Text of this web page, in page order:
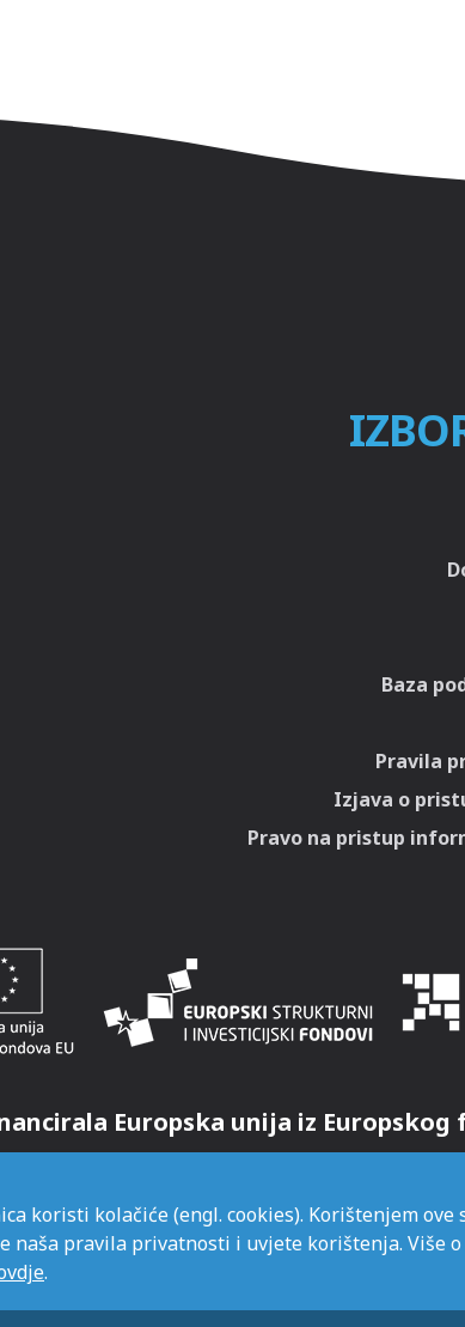
Baza
Pravila
Izjava o
Pravo na pristup
Europska unija iz
koristi kolačiće (engl. cookies). Korištenjem ove
naša pravila privatnosti i uvjete korištenja. Više o
.